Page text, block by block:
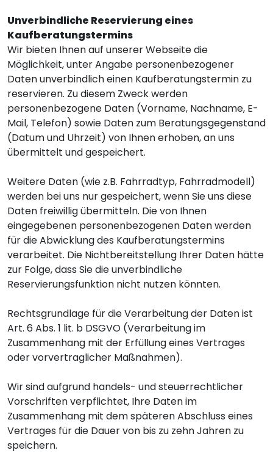
Unverbindliche Reservierung eines
Kaufberatungstermins
Wir bieten Ihnen auf unserer Webseite die
Möglichkeit, unter Angabe personenbezogener
Daten unverbindlich einen Kaufberatungstermin zu
reservieren. Zu diesem Zweck werden
personenbezogene Daten (Vorname, Nachname, E-
Mail, Telefon) sowie Daten zum Beratungsgegenstand
(Datum und Uhrzeit) von Ihnen erhoben, an uns
übermittelt und gespeichert.
Weitere Daten (wie z.B. Fahrradtyp, Fahrradmodell)
werden bei uns nur gespeichert, wenn Sie uns diese
Daten freiwillig übermitteln. Die von Ihnen
eingegebenen personenbezogenen Daten werden
für die Abwicklung des Kaufberatungstermins
verarbeitet. Die Nichtbereitstellung Ihrer Daten hätte
zur Folge, dass Sie die unverbindliche
Reservierungsfunktion nicht nutzen könnten.
Rechtsgrundlage für die Verarbeitung der Daten ist
Art. 6 Abs. 1 lit. b DSGVO (Verarbeitung im
Zusammenhang mit der Erfüllung eines Vertrages
oder vorvertraglicher Maßnahmen).
Wir sind aufgrund handels- und steuerrechtlicher
Vorschriften verpflichtet, Ihre Daten im
Zusammenhang mit dem späteren Abschluss eines
Vertrages für die Dauer von bis zu zehn Jahren zu
speichern.